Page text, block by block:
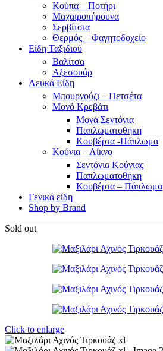
Κούπα – Ποτήρι
Μαχαιροπήρουνα
Σερβίτσια
Θερμός – Φαγητοδοχείο
Είδη Ταξιδιού
Βαλίτσα
Αξεσουάρ
Λευκά Είδη
Μπουρνούζι – Πετσέτα
Μονό Κρεβάτι
Μονά Σεντόνια
Παπλωματοθήκη
Κουβέρτα -Πάπλωμα
Κούνια – Λίκνο
Σεντόνια Κούνιας
Παπλωματοθήκη
Κουβέρτα – Πάπλωμα
Γενικά είδη
Shop by Brand
Sold out
Click to enlarge